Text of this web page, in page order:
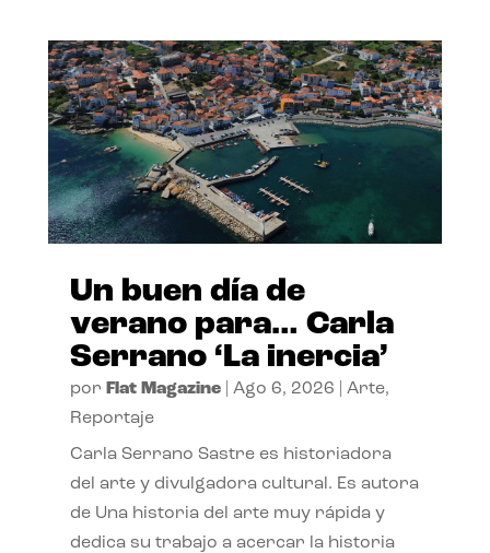
Un buen día de
verano para… Carla
Serrano ‘La inercia’
por Flat Magazine| Ago 6, 2026 Arte,
Reportaje
Carla Serrano Sastre es historiadora
del arte y divulgadora cultural. Es autora
de Una historia del arte muy rápida y
dedica su trabajo a acercar la historia